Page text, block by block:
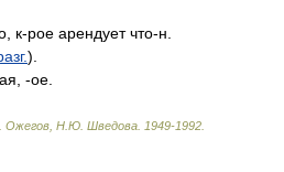
к-рое арендует что-н.
).
ая, -ое.
Ожегов, Н.Ю. Шведова. 1949-1992